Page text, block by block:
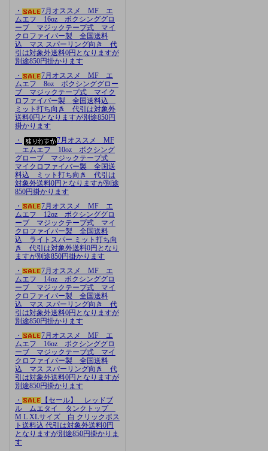
・
7月オススメ MF エ
ムエフ 16oz ボクシンググロ
ーブ マジックテープ式 マイ
クロファイバー製 全国送料
込 マス スパーリング向き 代
引は対象外送料0円となりますが
別途850円掛かります
・
7月オススメ MF エ
ムエフ 8oz ボクシンググロー
ブ マジックテープ式 マイク
ロファイバー製 全国送料込
ミット打ち向き 代引は対象外
送料0円となりますが別途850円
掛かります
・
7月オススメ MF
エムエフ 10oz ボクシング
グローブ マジックテープ式
マイクロファイバー製 全国送
料込 ミット打ち向き 代引は
対象外送料0円となりますが別途
850円掛かります
・
7月オススメ MF エ
ムエフ 12oz ボクシンググロ
ーブ マジックテープ式 マイ
クロファイバー製 全国送料
込 ライトスパー ミット打ち向
き 代引は対象外送料0円となり
ますが別途850円掛かります
・
7月オススメ MF エ
ムエフ 14oz ボクシンググロ
ーブ マジックテープ式 マイ
クロファイバー製 全国送料
込 マス スパーリング向き 代
引は対象外送料0円となりますが
別途850円掛かります
・
7月オススメ MF エ
ムエフ 16oz ボクシンググロ
ーブ マジックテープ式 マイ
クロファイバー製 全国送料
込 マス スパーリング向き 代
引は対象外送料0円となりますが
別途850円掛かります
・
【セール】 レッドブ
ル ムエタイ タンクトップ
M L XLサイズ 白 クリックポス
ト送料込 代引は対象外送料0円
となりますが別途850円掛かりま
す